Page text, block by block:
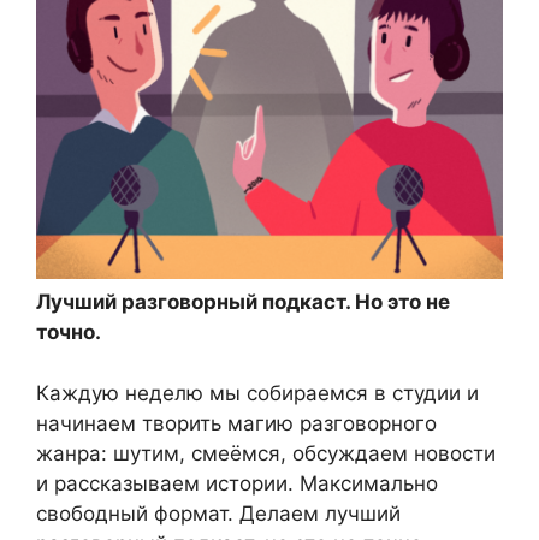
Лучший разговорный подкаст. Но это не
точно.
Каждую неделю мы собираемся в студии и
начинаем творить магию разговорного
жанра: шутим, смеёмся, обсуждаем новости
и рассказываем истории. Максимально
свободный формат. Делаем лучший